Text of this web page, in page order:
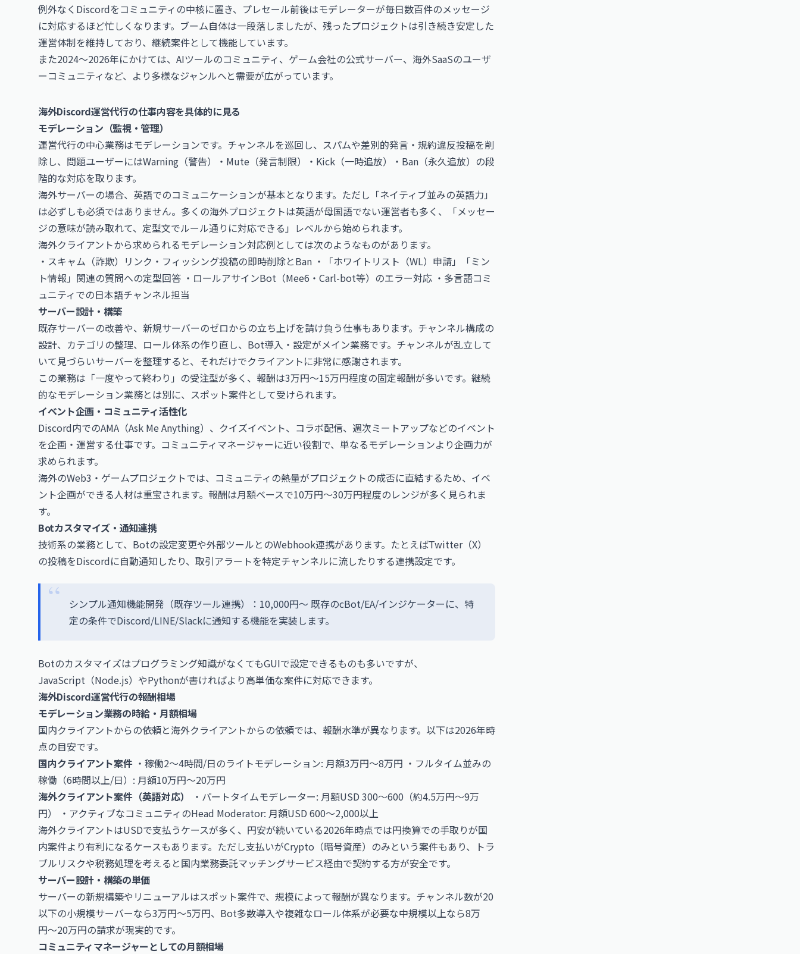
例外なくDiscordをコミュニティの中核に置き、プレセール前後はモデレーターが毎日数百件のメッセージ
に対応するほど忙しくなります。ブーム自体は一段落しましたが、残ったプロジェクトは引き続き安定した
運営体制を維持しており、継続案件として機能しています。
また2024〜2026年にかけては、AIツールのコミュニティ、ゲーム会社の公式サーバー、海外SaaSのユーザ
ーコミュニティなど、より多様なジャンルへと需要が広がっています。
海外Discord運営代行の仕事内容を具体的に見る
モデレーション（監視・管理）
運営代行の中心業務はモデレーションです。チャンネルを巡回し、スパムや差別的発言・規約違反投稿を削
除し、問題ユーザーにはWarning（警告）・Mute（発言制限）・Kick（一時追放）・Ban（永久追放）の段
階的な対応を取ります。
海外サーバーの場合、英語でのコミュニケーションが基本となります。ただし「ネイティブ並みの英語力」
は必ずしも必須ではありません。多くの海外プロジェクトは英語が母国語でない運営者も多く、「メッセー
ジの意味が読み取れて、定型文でルール通りに対応できる」レベルから始められます。
海外クライアントから求められるモデレーション対応例としては次のようなものがあります。
・スキャム（詐欺）リンク・フィッシング投稿の即時削除とBan ・「ホワイトリスト（WL）申請」「ミン
ト情報」関連の質問への定型回答 ・ロールアサインBot（Mee6・Carl-bot等）のエラー対応 ・多言語コミ
ュニティでの日本語チャンネル担当
サーバー設計・構築
既存サーバーの改善や、新規サーバーのゼロからの立ち上げを請け負う仕事もあります。チャンネル構成の
設計、カテゴリの整理、ロール体系の作り直し、Bot導入・設定がメイン業務です。チャンネルが乱立して
いて見づらいサーバーを整理すると、それだけでクライアントに非常に感謝されます。
この業務は「一度やって終わり」の受注型が多く、報酬は3万円〜15万円程度の固定報酬が多いです。継続
的なモデレーション業務とは別に、スポット案件として受けられます。
イベント企画・コミュニティ活性化
Discord内でのAMA（Ask Me Anything）、クイズイベント、コラボ配信、週次ミートアップなどのイベント
を企画・運営する仕事です。コミュニティマネージャーに近い役割で、単なるモデレーションより企画力が
求められます。
海外のWeb3・ゲームプロジェクトでは、コミュニティの熱量がプロジェクトの成否に直結するため、イベ
ント企画ができる人材は重宝されます。報酬は月額ベースで10万円〜30万円程度のレンジが多く見られま
す。
Botカスタマイズ・通知連携
技術系の業務として、Botの設定変更や外部ツールとのWebhook連携があります。たとえばTwitter（X）
の投稿をDiscordに自動通知したり、取引アラートを特定チャンネルに流したりする連携設定です。
シンプル通知機能開発（既存ツール連携）：10,000円〜 既存のcBot/EA/インジケーターに、特
定の条件でDiscord/LINE/Slackに通知する機能を実装します。
Botのカスタマイズはプログラミング知識がなくてもGUIで設定できるものも多いですが、
JavaScript（Node.js）やPythonが書ければより高単価な案件に対応できます。
海外Discord運営代行の報酬相場
モデレーション業務の時給・月額相場
国内クライアントからの依頼と海外クライアントからの依頼では、報酬水準が異なります。以下は2026年時
点の目安です。
国内クライアント案件 ・稼働2〜4時間/日のライトモデレーション: 月額3万円〜8万円 ・フルタイム並みの
稼働（6時間以上/日）: 月額10万円〜20万円
海外クライアント案件（英語対応）
・パートタイムモデレーター: 月額USD 300〜600（約4.5万円〜9万
円） ・アクティブなコミュニティのHead Moderator: 月額USD 600〜2,000以上
海外クライアントはUSDで支払うケースが多く、円安が続いている2026年時点では円換算での手取りが国
内案件より有利になるケースもあります。ただし支払いがCrypto（暗号資産）のみという案件もあり、トラ
ブルリスクや税務処理を考えると国内業務委託マッチングサービス経由で契約する方が安全です。
サーバー設計・構築の単価
サーバーの新規構築やリニューアルはスポット案件で、規模によって報酬が異なります。チャンネル数が20
以下の小規模サーバーなら3万円〜5万円、Bot多数導入や複雑なロール体系が必要な中規模以上なら8万
円〜20万円の請求が現実的です。
コミュニティマネージャーとしての月額相場